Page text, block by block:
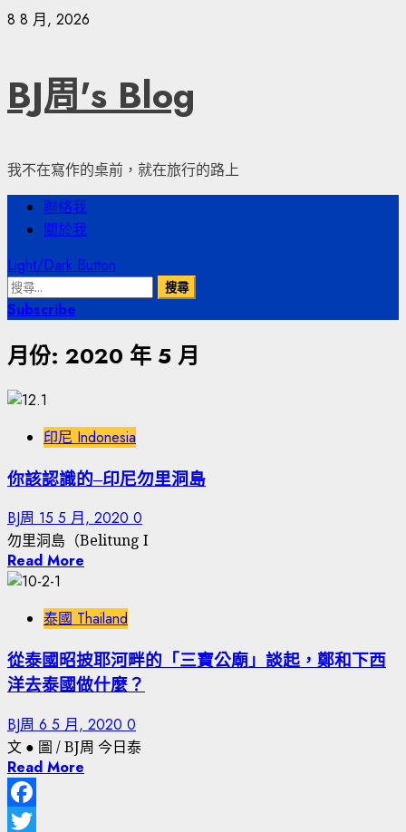
Skip
8 8 月, 2026
BJ周's Blog
我不在寫作的桌前，就在旅行的路上
Primary
Menu
聯絡我
關於我
Light/Dark Button
搜
尋
鍵
Subscribe
月份: 2020 年 5 月
印尼 Indonesia
你該認識的–印尼勿里洞島
BJ周 15 5 月, 2020 0
勿里洞島（Belitung I
Read More
泰國 Thailand
從泰國昭披耶河畔的「三寶公廟」談起，鄭和下西
洋去泰國做什麼？
BJ周 6 5 月, 2020 0
文 ● 圖 / BJ周 今日泰
Read More
Facebook